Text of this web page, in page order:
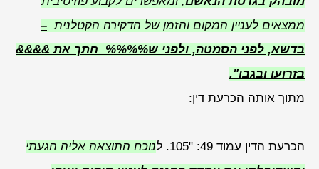
ממצאים לעניין המקום והזמן של הדקירה הקטלנית –
בדשא, לפני הסמטה, ולפני ש%%%% חתך את &&&&
בזרועו ובגבו".
מתוך אותה הכרעת דין:
הכרעת הדין עמוד 49: "105. לנוכח התוצאה אליה הגעתי